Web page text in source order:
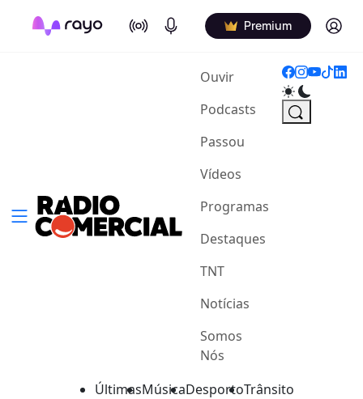
On Air Podcasts Premium Log in
Ouvir(current)
Podcasts
Passou
Vídeos
Programas
Destaques
TNT
Notícias
Somos
Nós
ÚltimasMúsicaDesportoTrânsito